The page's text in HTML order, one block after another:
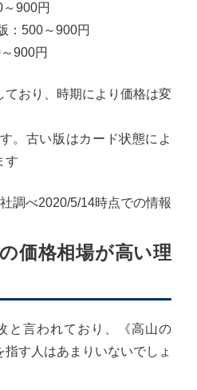
900円
：500～900円
900円
おり、時期により価格は変
。古い版はカード状態によ
す
調べ2020/5/14時点での情報
価格相場が高い理
と言われており、《高山の
指す人はあまりいないでしょ